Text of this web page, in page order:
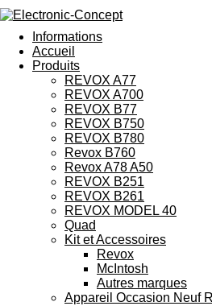
Informations
Accueil
Produits
REVOX A77
REVOX A700
REVOX B77
REVOX B750
REVOX B780
Revox B760
Revox A78 A50
REVOX B251
REVOX B261
REVOX MODEL 40
Quad
Kit et Accessoires
Revox
McIntosh
Autres marques
Appareil Occasion Neuf